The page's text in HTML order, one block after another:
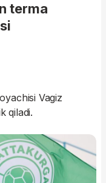
terma
Vagiz
qiladi.